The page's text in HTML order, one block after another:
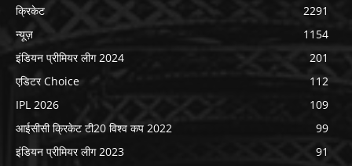
क्रिकेट
2291
न्यूज़
1154
इंडियन प्रीमियर लीग 2024
201
एडिटर Choice
112
IPL 2026
109
आईसीसी क्रिकेट टी20 विश्व कप 2022
99
इंडियन प्रीमियर लीग 2023
91